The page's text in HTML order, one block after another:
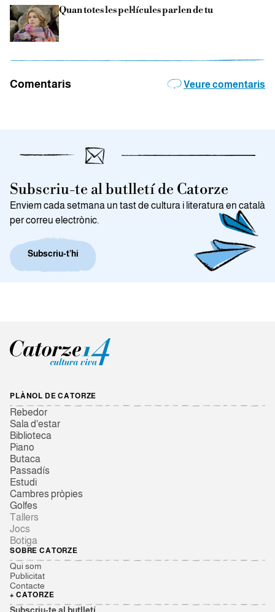
Quan totes les pel·lícules parlen de tu
Comentaris Veure comentaris
Subscriu-te al butlletí de Catorze
Enviem cada setmana un tast de cultura i literatura en català
per correu electrònic.
Subscriu-t’hi
PLÀNOL DE CATORZE
Rebedor
Sala d'estar
Biblioteca
Piano
Butaca
Passadís
Estudi
Cambres pròpies
Golfes
Tallers
Jocs
Botiga
SOBRE CATORZE
Qui som
Publicitat
Contacte
+ CATORZE